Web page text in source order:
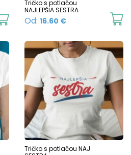
This
has
multiple
variants.
options
may
chosen
Tričko s potlačou
NAJLEPŠIA SESTRA
Od: 16.60 €
Tričko s potlačou NAJ